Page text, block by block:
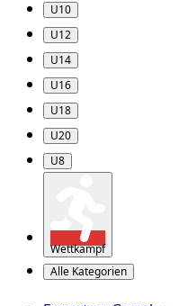
U10
U12
U14
U16
U18
U20
U8
Wettkampf
Alle Kategorien